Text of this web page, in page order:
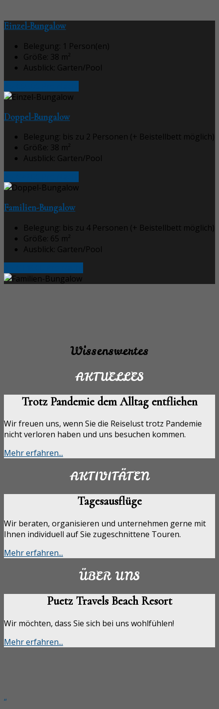
Einzel-Bungalow
Belegung: 1 Person(en)
Größe: 38 m²
Ausblick: Garten/Pool
Doppel-Bungalow
Belegung: bis zu 2 Personen (+ Beistellbett möglich)
Größe: 38 m²
Ausblick: Garten/Pool
Familien-Bungalow
Belegung: bis zu 4 Personen (+ Beistellbett möglich)
Größe: 65 m²
Ausblick: Garten/Pool
Wissenswertes
AKTUELLES
Trotz Pandemie dem Alltag entfliehen
Wir freuen uns, wenn Sie die Reiselust trotz Pandemie
nicht verloren haben und uns besuchen kommen.
Mehr erfahren...
AKTIVITÄTEN
Tagesausflüge
Wir beraten, organisieren und unternehmen gerne mit
Ihnen individuell auf Sie zugeschnittene Touren.
Mehr erfahren...
ÜBER UNS
Puetz Travels Beach Resort
Wir möchten, dass Sie sich bei uns wohlfühlen!
Mehr erfahren...
“